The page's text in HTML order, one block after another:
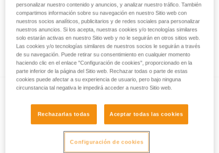
Utilización del ASAP y ASAP LOCK cerca de
un obstáculo o del suelo
Utilización del ASAP y ASAP LOCK con
personalizar nuestro contenido y anuncios, y analizar nuestro tráfico. También
compartimos información sobre su navegación en nuestro Sitio web con
nuestros socios analíticos, publicitarios y de redes sociales para personalizar
nuestros anuncios. Si los acepta, nuestras cookies y/o tecnologías similares
solo estarán activas en nuestro Sitio web y no le seguirán en otros sitios web.
Las cookies y/o tecnologías similares de nuestros socios le seguirán a través
de su navegación. Puede retirar su consentimiento en cualquier momento
haciendo clic en el enlace "Configuración de cookies", proporcionado en la
parte inferior de la página del Sitio web. Rechazar todas o parte de estas
cookies puede afectar a su experiencia de usuario, pero bajo ninguna
circunstancia tal negativa le impedirá acceder a nuestro Sitio web.
Rechazarlas todas Aceptar todas las cookies
Configuración de cookies